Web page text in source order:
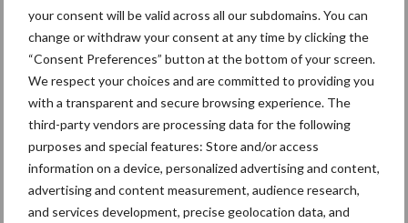
your consent will be valid across all our subdomains. You can
change or withdraw your consent at any time by clicking the
“Consent Preferences” button at the bottom of your screen.
We respect your choices and are committed to providing you
with a transparent and secure browsing experience. The
third-party vendors are processing data for the following
purposes and special features: Store and/or access
information on a device, personalized advertising and content,
advertising and content measurement, audience research,
and services development, precise geolocation data, and
Maak uw keuze
Machines Duurzaamheid